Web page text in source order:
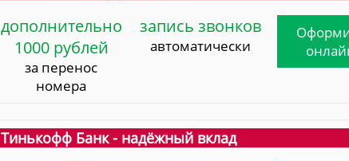
дополнительно
1000 рублей
за перенос
номера
запись звонков
автоматически
Тинькофф Банк - надёжный вклад